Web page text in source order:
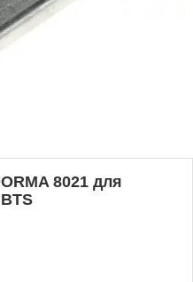
8021 для